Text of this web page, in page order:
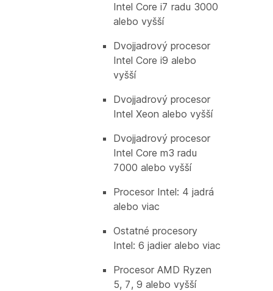
Intel Core i7 radu 3000
alebo vyšší
Dvojjadrový procesor
Intel Core i9 alebo
vyšší
Dvojjadrový procesor
Intel Xeon alebo vyšší
Dvojjadrový procesor
Intel Core m3 radu
7000 alebo vyšší
Procesor Intel: 4 jadrá
alebo viac
Ostatné procesory
Intel: 6 jadier alebo viac
Procesor AMD Ryzen
5, 7, 9 alebo vyšší